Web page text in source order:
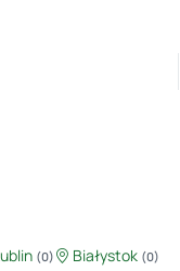
(0) Białystok (0)